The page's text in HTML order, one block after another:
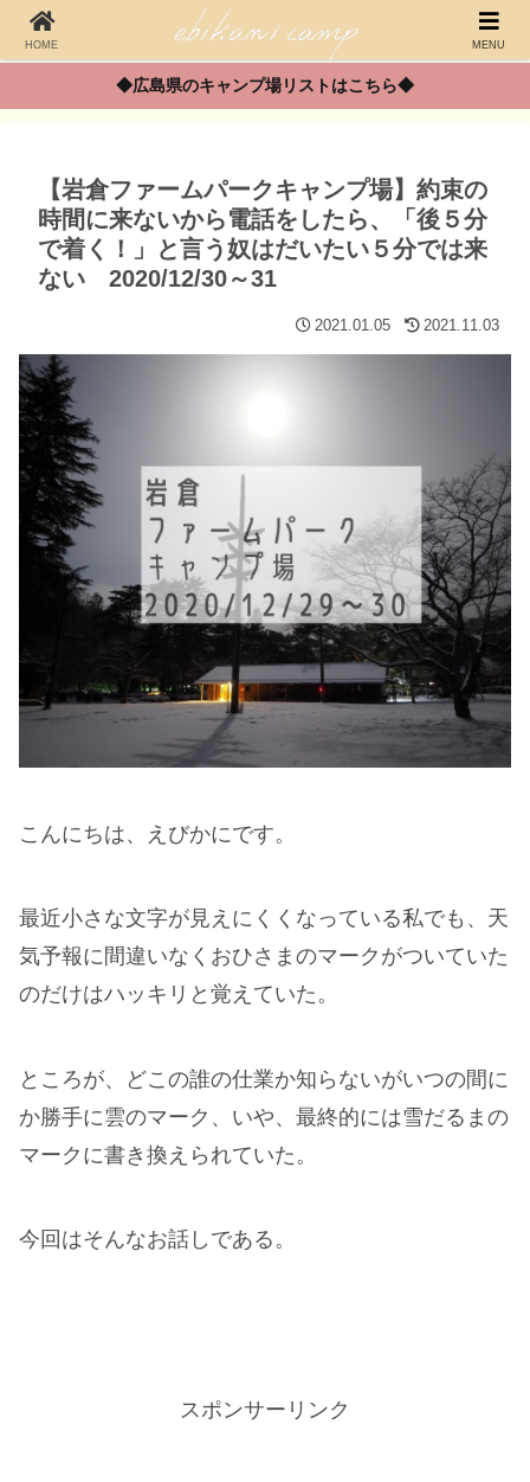
◆広島県のキャンプ場リストはこちら◆
【岩倉ファームパークキャンプ場】約束の
時間に来ないから電話をしたら、「後５分
で着く！」と言う奴はだいたい５分では来
ない 2020/12/30～31
2021.01.05 2021.11.03
こんにちは、えびかにです。
最近小さな文字が見えにくくなっている私でも、天
気予報に間違いなくおひさまのマークがついていた
のだけはハッキリと覚えていた。
ところが、どこの誰の仕業か知らないがいつの間に
か勝手に雲のマーク、いや、最終的には雪だるまの
マークに書き換えられていた。
今回はそんなお話しである。
スポンサーリンク
HOME MENU